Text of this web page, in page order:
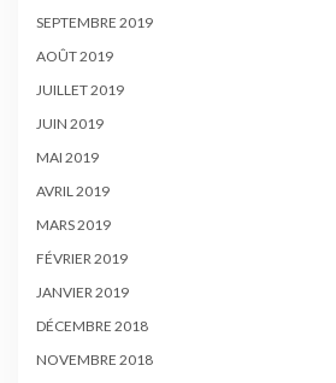
SEPTEMBRE 2019
AOÛT 2019
JUILLET 2019
JUIN 2019
MAI 2019
AVRIL 2019
MARS 2019
FÉVRIER 2019
JANVIER 2019
DÉCEMBRE 2018
NOVEMBRE 2018